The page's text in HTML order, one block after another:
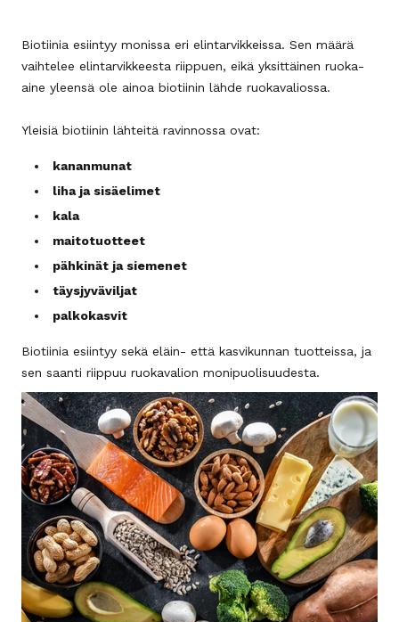
Biotiinia esiintyy monissa eri elintarvikkeissa. Sen määrä
vaihtelee elintarvikkeesta riippuen, eikä yksittäinen ruoka-
aine yleensä ole ainoa biotiinin lähde ruokavaliossa.
Yleisiä biotiinin lähteitä ravinnossa ovat:
kananmunat
liha ja sisäelimet
kala
maitotuotteet
pähkinät ja siemenet
täysjyväviljat
palkokasvit
Biotiinia esiintyy sekä eläin- että kasvikunnan tuotteissa, ja
sen saanti riippuu ruokavalion monipuolisuudesta.